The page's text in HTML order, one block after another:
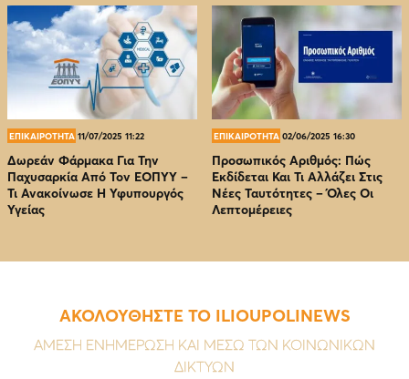
ΕΠΙΚΑΙΡΟΤΗΤΑ 11/07/2025 11:22
Δωρεάν Φάρμακα Για Την
Παχυσαρκία Από Τον EOΠΥΥ –
Τι Ανακοίνωσε Η Υφυπουργός
Υγείας
ΕΠΙΚΑΙΡΟΤΗΤΑ 02/06/2025 16:30
Προσωπικός Αριθμός: Πώς
Εκδίδεται Και Τι Αλλάζει Στις
Νέες Ταυτότητες – Όλες Οι
Λεπτομέρειες
ΑΚΟΛΟΥΘΗΣΤΕ ΤΟ ILIOUPOLINEWS
ΑΜΕΣΗ ΕΝΗΜΕΡΩΣΗ ΚΑΙ ΜΕΣΩ ΤΩΝ ΚΟΙΝΩΝΙΚΩΝ
ΔΙΚΤΥΩΝ